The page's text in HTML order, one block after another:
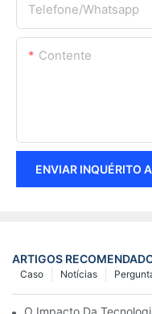
Telefone/whatsapp
Contente
ENVIAR INQUÉRITO
ARTIGOS
Notícias
Caso